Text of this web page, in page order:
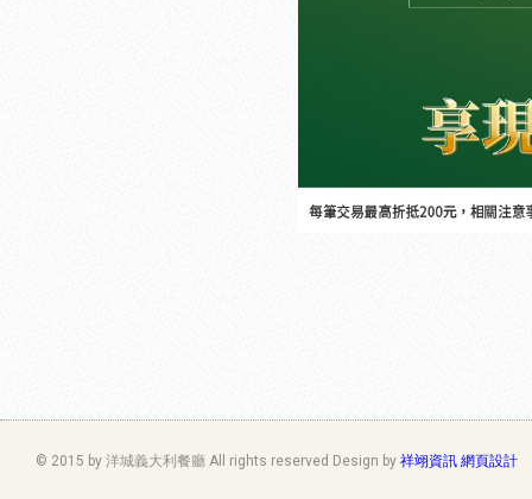
© 2015 by 洋城義大利餐廳 All rights reserved Design by 祥翊資訊 網頁設計